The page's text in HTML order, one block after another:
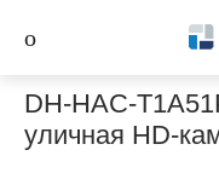
DH-HAC-
уличная HD-